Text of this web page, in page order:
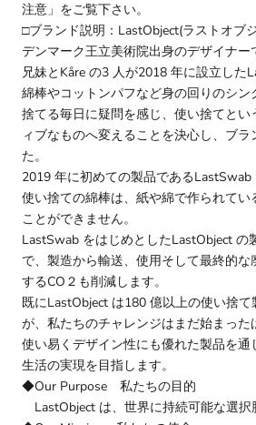
注意」をご覧下さい。
□ブランド説明：LastObject(ラストオブ
デンマーク王立美術院出身のデザイナー
兄妹とKåre の3 人が2018 年に設立した
綿棒やコットンパフなど身の回りのシ
捨てる毎日に疑問を感じ、使い捨てとい
ィブなものへ変えることを決心し、ブラ
た。
2019 年に初めての製品であるLastSwab
使い捨ての綿棒は、紙や綿で作られてい
ことができません。
LastSwab をはじめとしたLastObject の
で、製造から輸送、使用そして最終的
するCO２も削減します。
既にLastObject は180 億以上の使い捨
が、私たちのチャレンジはまだ始まった
使い易くデザイン性にも優れた製品を通
生活の実現を目指します。
◆Our Purpose 私たちの目的
LastObject は、世界に持続可能な選択